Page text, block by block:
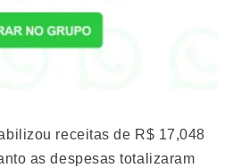
receitas de R$ 17,048
as despesas totalizaram